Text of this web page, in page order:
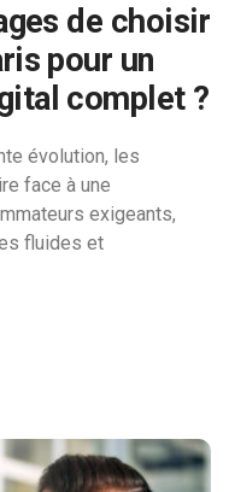
de choisir
pour un
complet ?
évolution, les
face à une
exigeants,
fluides et